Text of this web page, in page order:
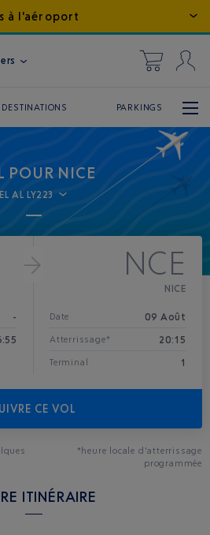
à l'aéroport
DESTINATIONS PARKINGS
POUR NICE
EL AL LY223
-
NCE
NICE
Date 09 Août
Atterrissage* 20:15
Terminal 1
CE VOL
*heure locale d'atterrissage
programmée
ITINÉRAIRE